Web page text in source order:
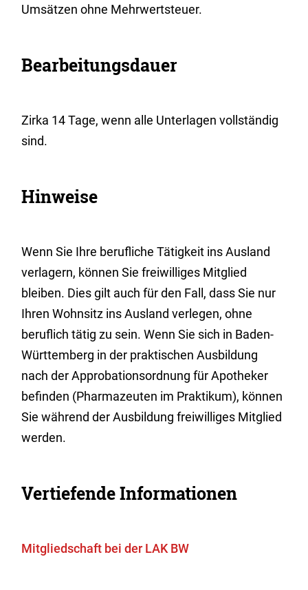
Umsätzen ohne Mehrwertsteuer.
Bearbeitungsdauer
Zirka 14 Tage, wenn alle Unterlagen vollständig
sind.
Hinweise
Wenn Sie Ihre berufliche Tätigkeit ins Ausland
verlagern, können Sie freiwilliges Mitglied
bleiben. Dies gilt auch für den Fall, dass Sie nur
Ihren Wohnsitz ins Ausland verlegen, ohne
beruflich tätig zu sein. Wenn Sie sich in Baden-
Württemberg in der praktischen Ausbildung
nach der Approbationsordnung für Apotheker
befinden (Pharmazeuten im Praktikum), können
Sie während der Ausbildung freiwilliges Mitglied
werden.
Vertiefende Informationen
Mitgliedschaft bei der LAK BW